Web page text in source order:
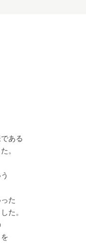
ある
。
た
た。